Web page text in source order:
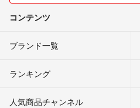
コンテンツ
ブランド一覧
ランキング
人気商品チャンネル